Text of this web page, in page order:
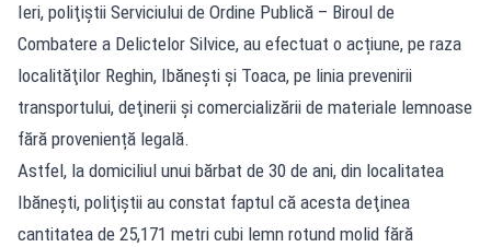
Ieri, poliţiştii Serviciului de Ordine Publică – Biroul de
Combatere a Delictelor Silvice, au efectuat o acțiune, pe raza
localităţilor Reghin, Ibăneşti şi Toaca, pe linia prevenirii
transportului, deţinerii și comercializării de materiale lemnoase
fără proveniență legală.
Astfel, la domiciliul unui bărbat de 30 de ani, din localitatea
Ibăneşti, poliţiştii au constat faptul că acesta deţinea
cantitatea de 25,171 metri cubi lemn rotund molid fără